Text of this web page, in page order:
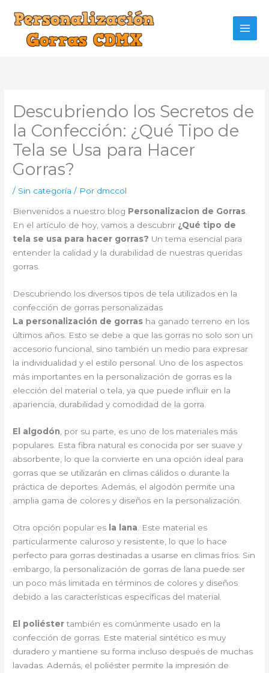
contenido
Descubriendo los Secretos de
la Confección: ¿Qué Tipo de
Tela se Usa para Hacer
Gorras?
/ Sin categoría / Por dmccol
Bienvenidos a nuestro blog Personalizacion de Gorras.
En el artículo de hoy, vamos a descubrir ¿Qué tipo de
tela se usa para hacer gorras? Un tema esencial para
entender la calidad y la durabilidad de nuestras queridas
gorras.
Descubriendo los diversos tipos de tela utilizados en la
confección de gorras personalizadas
La personalización de gorras ha ganado terreno en los
últimos años. Esto se debe a que las gorras no solo son un
accesorio funcional, sino también un medio para expresar
la individualidad y el estilo personal. Uno de los aspectos
más importantes en la personalización de gorras es la
elección del material o tela, ya que puede influir en la
apariencia, durabilidad y comodidad de la gorra.
El algodón , por su parte, es uno de los materiales más
populares. Esta fibra natural es conocida por ser suave y
absorbente, lo que la convierte en una opción ideal para
gorras que se utilizarán en climas cálidos o durante la
práctica de deportes. Además, el algodón permite una
amplia gama de colores y diseños en la personalización.
Otra opción popular es la lana . Este material es
particularmente caluroso y resistente, lo que lo hace
perfecto para gorras destinadas a usarse en climas fríos. Sin
embargo, la personalización de gorras de lana puede ser
un poco más limitada en términos de colores y diseños
debido a las características específicas del material.
El poliéstertambién es comúnmente usado en la
confección de gorras. Este material sintético es muy
duradero y mantiene su forma incluso después de muchas
lavadas. Además, el poliéster permite la impresión de